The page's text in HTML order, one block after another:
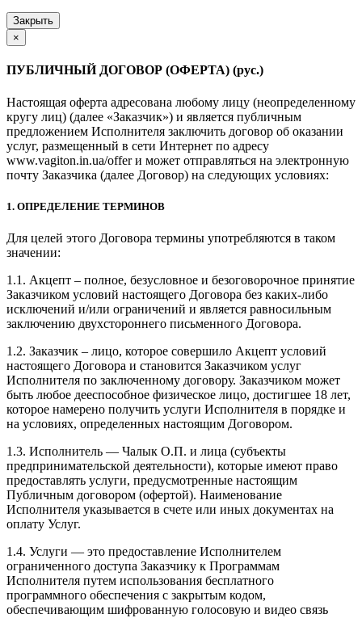
Закрыть
×
ПУБЛИЧНЫЙ ДОГОВОР (ОФЕРТА) (рус.)
Настоящая оферта адресована любому лицу (неопределенному
кругу лиц) (далее «Заказчик») и является публичным
предложением Исполнителя заключить договор об оказании
услуг, размещенный в сети Интернет по адресу
www.vagiton.in.ua/offer и может отправляться на электронную
почту Заказчика (далее Договор) на следующих условиях:
1. ОПРЕДЕЛЕНИЕ ТЕРМИНОВ
Для целей этого Договора термины употребляются в таком
значении:
1.1. Акцепт – полное, безусловное и безоговорочное принятие
Заказчиком условий настоящего Договора без каких-либо
исключений и/или ограничений и является равносильным
заключению двухстороннего письменного Договора.
1.2. Заказчик – лицо, которое совершило Акцепт условий
настоящего Договора и становится Заказчиком услуг
Исполнителя по заключенному договору. Заказчиком может
быть любое дееспособное физическое лицо, достигшее 18 лет,
которое намерено получить услуги Исполнителя в порядке и
на условиях, определенных настоящим Договором.
1.3. Исполнитель — Чалык О.П. и лица (субъекты
предпринимательской деятельности), которые имеют право
предоставлять услуги, предусмотренные настоящим
Публичным договором (офертой). Наименование
Исполнителя указывается в счете или иных документах на
оплату Услуг.
1.4. Услуги — это предоставление Исполнителем
ограниченного доступа Заказчику к Программам
Исполнителя путем использования бесплатного
программного обеспечения с закрытым кодом,
обеспечивающим шифрованную голосовую и видео связь